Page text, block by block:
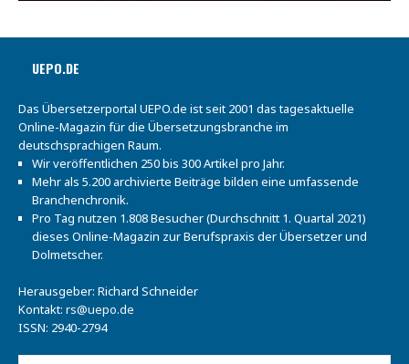
UEPO.DE
Das Übersetzerportal UEPO.de ist seit 2001 das tagesaktuelle
Online-Magazin für die Übersetzungsbranche im
deutschsprachigen Raum.
Wir veröffentlichen 250 bis 300 Artikel pro Jahr.
Mehr als 5.200 archivierte Beiträge bilden eine umfassende
Branchenchronik.
Pro Tag nutzen 1.808 Besucher (Durchschnitt 1. Quartal 2021)
dieses Online-Magazin zur Berufspraxis der Übersetzer und
Dolmetscher.
Herausgeber: Richard Schneider
Kontakt: rs@uepo.de
ISSN: 2940-2794